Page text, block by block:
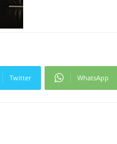
Twitter WhatsApp